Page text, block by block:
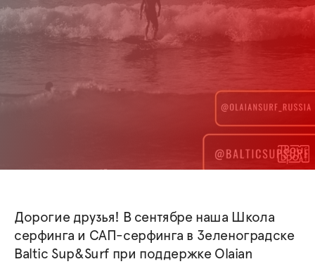
Дорогие друзья! В сентябре наша Школа
серфинга и САП-серфинга в Зеленоградске
Baltic Sup&Surf при поддержке Olaian